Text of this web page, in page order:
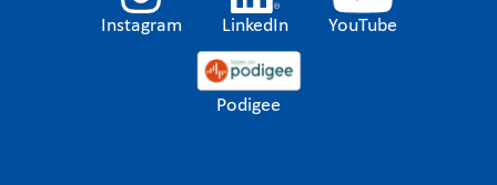
Instagram LinkedIn YouTube
Podigee